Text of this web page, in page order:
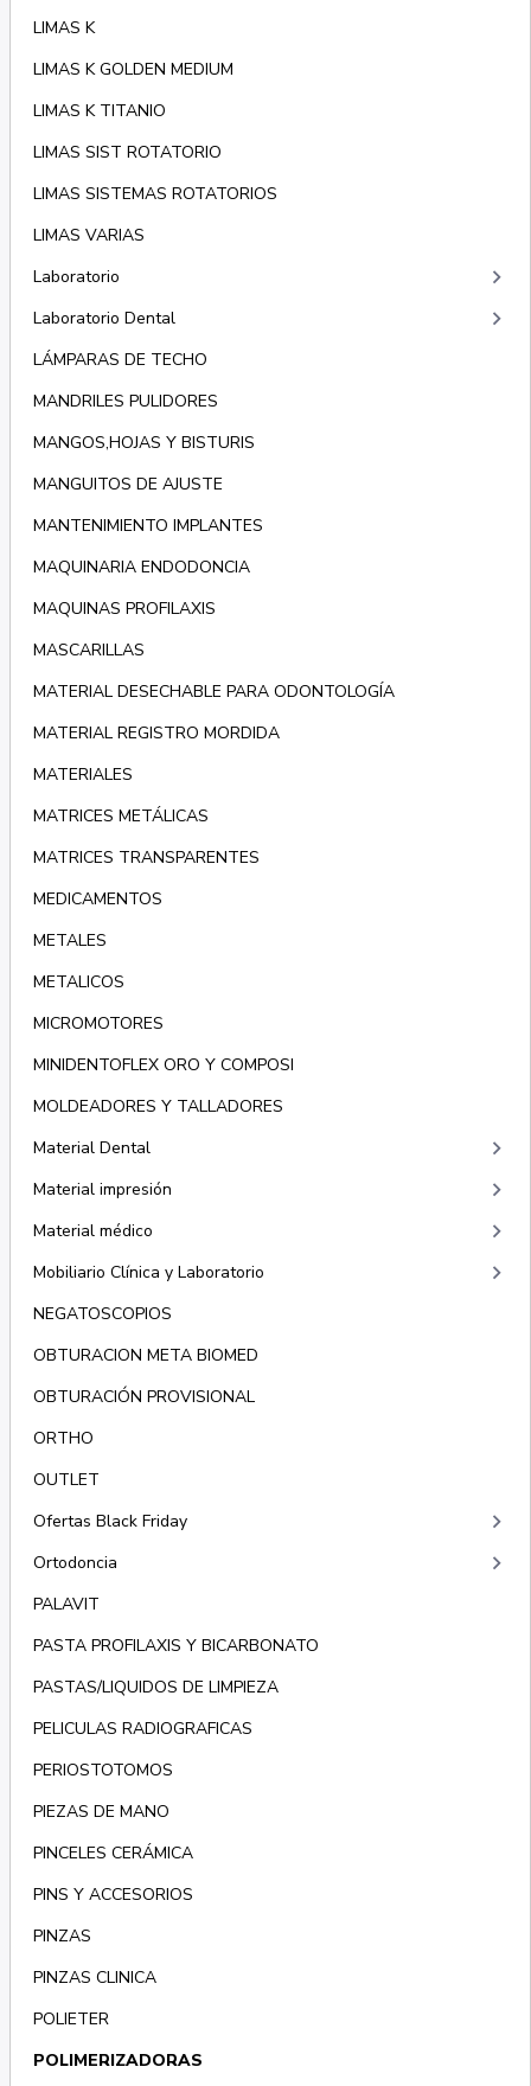
LIMAS K
LIMAS K GOLDEN MEDIUM
LIMAS K TITANIO
LIMAS SIST ROTATORIO
LIMAS SISTEMAS ROTATORIOS
LIMAS VARIAS
Laboratorio
keyboard_arrow_right
Laboratorio Dental keyboard_arrow_right
LÁMPARAS DE TECHO
MANDRILES PULIDORES
MANGOS,HOJAS Y BISTURIS
MANGUITOS DE AJUSTE
MANTENIMIENTO IMPLANTES
MAQUINARIA ENDODONCIA
MAQUINAS PROFILAXIS
MASCARILLAS
MATERIAL DESECHABLE PARA ODONTOLOGÍA
MATERIAL REGISTRO MORDIDA
MATERIALES
MATRICES METÁLICAS
MATRICES TRANSPARENTES
MEDICAMENTOS
METALES
METALICOS
MICROMOTORES
MINIDENTOFLEX ORO Y COMPOSI
MOLDEADORES Y TALLADORES
Material Dental
keyboard_arrow_right
Material impresión keyboard_arrow_right
Material médico keyboard_arrow_right
Mobiliario Clínica y Laboratorio keyboard_arrow_right
NEGATOSCOPIOS
OBTURACION META BIOMED
OBTURACIÓN PROVISIONAL
ORTHO
OUTLET
Ofertas Black Friday
keyboard_arrow_right
Ortodoncia keyboard_arrow_right
PALAVIT
PASTA PROFILAXIS Y BICARBONATO
PASTAS/LIQUIDOS DE LIMPIEZA
PELICULAS RADIOGRAFICAS
PERIOSTOTOMOS
PIEZAS DE MANO
PINCELES CERÁMICA
PINS Y ACCESORIOS
PINZAS
PINZAS CLINICA
POLIETER
POLIMERIZADORAS